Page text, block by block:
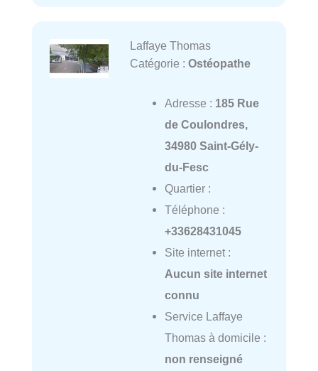
Laffaye Thomas
Catégorie : Ostéopathe
Adresse : 185 Rue
de Coulondres,
34980 Saint-Gély-
du-Fesc
Quartier :
Téléphone :
+33628431045
Site internet :
Aucun site internet
connu
Service Laffaye
Thomas à domicile :
non renseigné